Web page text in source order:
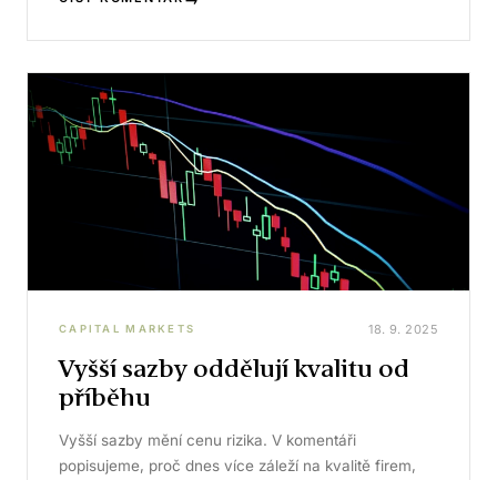
CAPITAL MARKETS 18. 9. 2025
Vyšší sazby oddělují kvalitu od
příběhu
Vyšší sazby mění cenu rizika. V komentáři
popisujeme, proč dnes více záleží na kvalitě firem,